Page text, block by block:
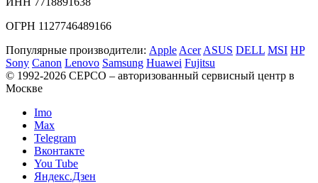
ОГРН 1127746489166
Популярные производители: Apple Acer ASUS DELL MSI HP
Sony Canon Lenovo Samsung Huawei Fujitsu
© 1992-2026 СЕРСO – авторизованный сервисный центр в
Москве
Imo
Max
Telegram
Вконтакте
You Tube
Яндекс.Дзен